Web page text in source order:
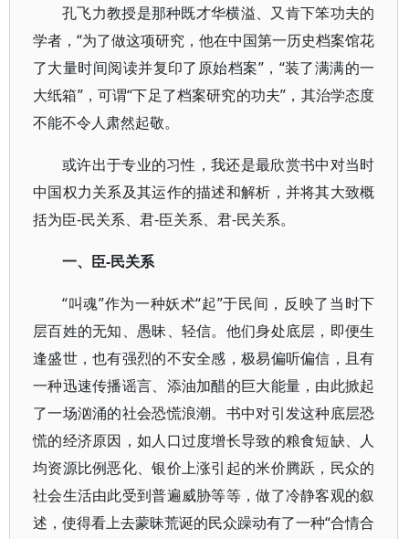
孔飞力教授是那种既才华横溢、又肯下笨功夫的
学者，“为了做这项研究，他在中国第一历史档案馆花
了大量时间阅读并复印了原始档案”，“装了满满的一
大纸箱”，可谓“下足了档案研究的功夫”，其治学态度
不能不令人肃然起敬。
或许出于专业的习性，我还是最欣赏书中对当时
中国权力关系及其运作的描述和解析，并将其大致概
括为臣-民关系、君-臣关系、君-民关系。
一、臣-民关系
“叫魂”作为一种妖术“起”于民间，反映了当时下
层百姓的无知、愚昧、轻信。他们身处底层，即便生
逢盛世，也有强烈的不安全感，极易偏听偏信，且有
一种迅速传播谣言、添油加醋的巨大能量，由此掀起
了一场汹涌的社会恐慌浪潮。书中对引发这种底层恐
慌的经济原因，如人口过度增长导致的粮食短缺、人
均资源比例恶化、银价上涨引起的米价腾跃，民众的
社会生活由此受到普遍威胁等等，做了冷静客观的叙
述，使得看上去蒙昧荒诞的民众躁动有了一种“合情合